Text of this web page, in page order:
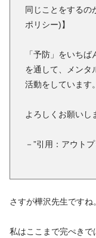
同じことをするの
ポリシー)】
「予防」をいち
を通して、メンタ
活動をしています
よろしくお願いし
－”引用：アウト
さすが樺沢先生ですね
私はここまで完ぺきで